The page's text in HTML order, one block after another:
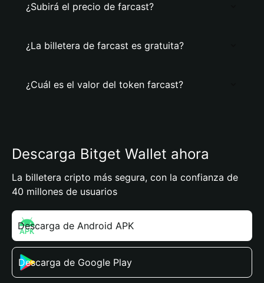
¿Subirá el precio de farcast?
¿La billetera de farcast es gratuita?
¿Cuál es el valor del token farcast?
Descarga Bitget Wallet ahora
La billetera cripto más segura, con la confianza de
40 millones de usuarios
Descarga de Android APK
Descarga de Google Play